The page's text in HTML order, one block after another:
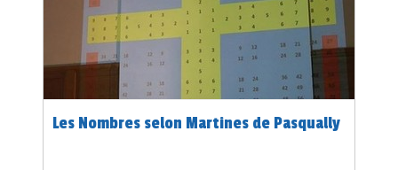
Les Nombres selon Martines de Pasqually